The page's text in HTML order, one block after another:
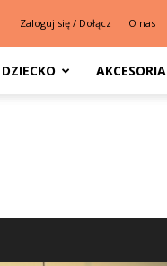
Zaloguj się / Dołącz O nas
DZIECKO AKCESORIA